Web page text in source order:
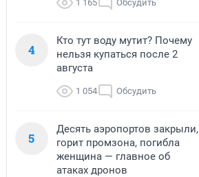
1 165 Обсудить
4
Кто тут воду мутит? Почему
нельзя купаться после 2
августа
1 054 Обсудить
5
Десять аэропортов закрыли,
горит промзона, погибла
женщина — главное об
атаках дронов